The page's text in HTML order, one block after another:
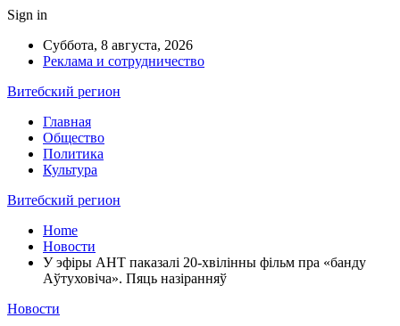
Sign in
Суббота, 8 августа, 2026
Реклама и сотрудничество
Витебский регион
Главная
Общество
Политика
Культура
Витебский регион
Home
Новости
У эфіры АНТ паказалі 20-хвілінны фільм пра «банду
Аўтуховіча». Пяць назіранняў
Новости